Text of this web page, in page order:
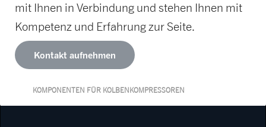
mit Ihnen in Verbindung und stehen Ihnen mit
Kompetenz und Erfahrung zur Seite.
Kontakt aufnehmen
KOMPONENTEN FÜR KOLBENKOMPRESSOREN